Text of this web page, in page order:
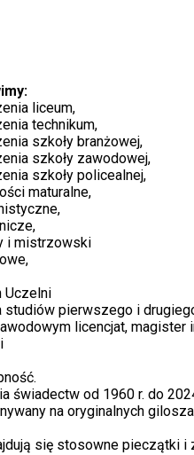
liceum,
technikum,
szkoły branżowej,
szkoły zawodowej,
szkoły policealnej,
maturalne,
i mistrzowski
Uczelni
studiów pierwszego i
licencjat, magister
świadectw od 1960 r. do
na oryginalnych
się stosowne pieczątki i